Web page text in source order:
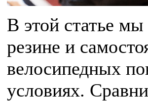
В этой статье
резине и
велосипедных
условиях.